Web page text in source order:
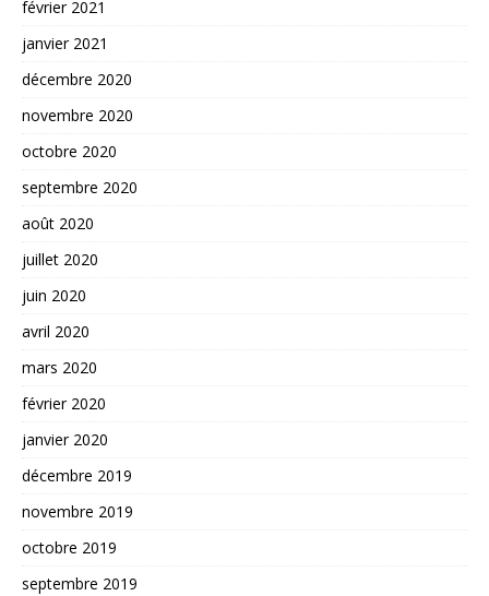
février 2021
janvier 2021
décembre 2020
novembre 2020
octobre 2020
septembre 2020
août 2020
juillet 2020
juin 2020
avril 2020
mars 2020
février 2020
janvier 2020
décembre 2019
novembre 2019
octobre 2019
septembre 2019